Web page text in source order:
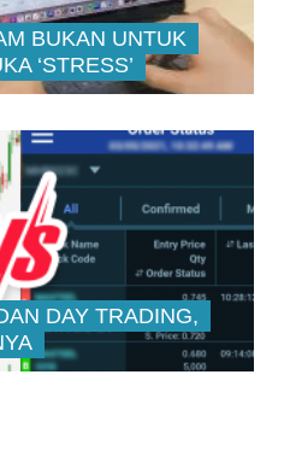
BUKAN UNTUK
‘STRESS’
DAY TRADING,